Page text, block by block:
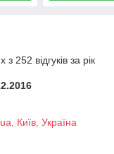
252 відгуків за рік
Київ, Україна